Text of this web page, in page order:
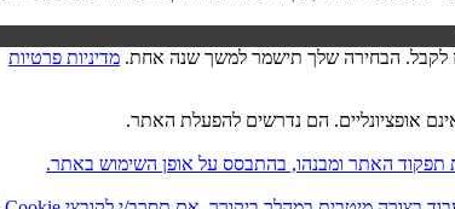
לקבל. הבחירה שלך תישמר למשך שנה אחת. מדיניות פרטיות
תפקוד האתר ומבנהו, בהתבסס על אופן השימוש באתר.